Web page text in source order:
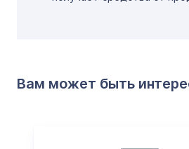
Вам может быть